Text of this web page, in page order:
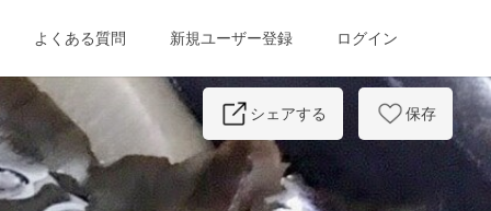
よくある質問 新規ユーザー登録 ログイン
Next
シェアする 保存